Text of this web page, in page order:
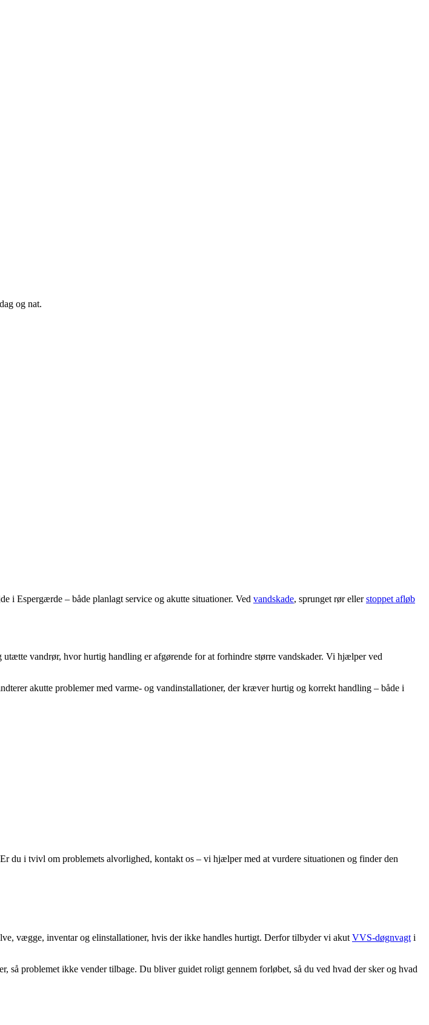
og nat.
i Espergærde – både planlagt service og akutte situationer. Ved vandskade, sprunget rør ellerstoppet afløb
vandrør, hvor hurtig handling er afgørende for at forhindre større vandskader. Vi hjælper ved
akutte problemer med varme- og vandinstallationer, der kræver hurtig og korrekt handling – både i
du i tvivl om problemets alvorlighed, kontakt os – vi hjælper med at vurdere situationen og finder den
vægge, inventar og elinstallationer, hvis der ikke handles hurtigt. Derfor tilbyder vi akut VVS-døgnvagt i
problemet ikke vender tilbage. Du bliver guidet roligt gennem forløbet, så du ved hvad der sker og hvad